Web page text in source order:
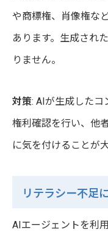
や商標権、肖像権な
あります。生成され
りません。
対策: AIが生成したコ
権利確認を行い、他
に気を付けることが大
リテラシー不足
AIエージェントを利